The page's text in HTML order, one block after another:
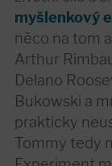
myšlenkový
něco na tom
Arthur
Delano
Bukowski a
prakticky
Tommy tedy